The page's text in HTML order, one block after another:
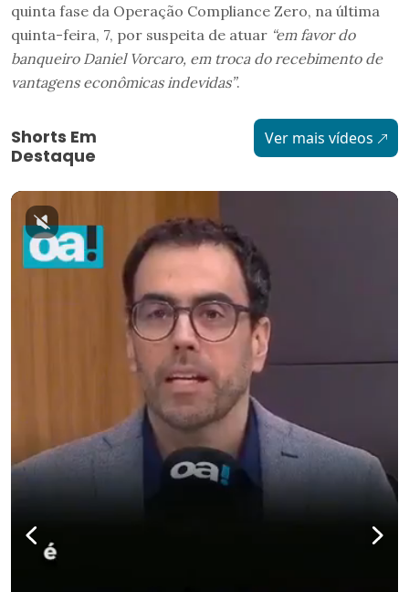
quinta fase da Operação Compliance Zero, na última
quinta-feira, 7, por suspeita de atuar “em favor do
banqueiro Daniel Vorcaro, em troca do recebimento de
vantagens econômicas indevidas”.
Shorts Em
Destaque
Ver mais vídeos